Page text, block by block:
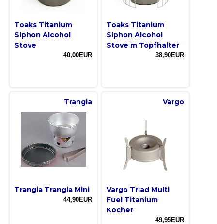
Toaks Titanium
Siphon Alcohol
Stove
40,00EUR
Toaks Titanium
Siphon Alcohol
Stove m Topfhalter
38,90EUR
Trangia
Trangia Trangia Mini
44,90EUR
Vargo
Vargo Triad Multi
Fuel Titanium
Kocher
49,95EUR